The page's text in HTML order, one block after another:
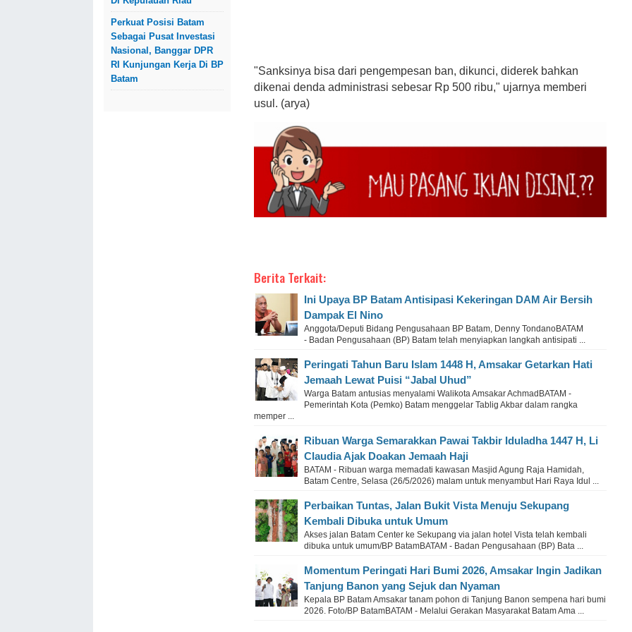
Perkuat Posisi Batam
Sebagai Pusat Investasi
Nasional, Banggar DPR
RI Kunjungan Kerja Di BP
Batam
"Sanksinya bisa dari pengempesan ban, dikunci, diderek bahkan
dikenai denda administrasi sebesar Rp 500 ribu," ujarnya memberi
usul. (arya)
Berita Terkait:
Ini Upaya BP Batam Antisipasi Kekeringan DAM Air Bersih
Dampak El Nino
Anggota/Deputi Bidang Pengusahaan BP Batam, Denny TondanoBATAM
- Badan Pengusahaan (BP) Batam telah menyiapkan langkah antisipati ...
Peringati Tahun Baru Islam 1448 H, Amsakar Getarkan Hati
Jemaah Lewat Puisi “Jabal Uhud”
Warga Batam antusias menyalami Walikota Amsakar AchmadBATAM -
Pemerintah Kota (Pemko) Batam menggelar Tablig Akbar dalam rangka
memper ...
Ribuan Warga Semarakkan Pawai Takbir Iduladha 1447 H, Li
Claudia Ajak Doakan Jemaah Haji
BATAM - Ribuan warga memadati kawasan Masjid Agung Raja Hamidah,
Batam Centre, Selasa (26/5/2026) malam untuk menyambut Hari Raya Idul ...
Perbaikan Tuntas, Jalan Bukit Vista Menuju Sekupang
Kembali Dibuka untuk Umum
Akses jalan Batam Center ke Sekupang via jalan hotel Vista telah kembali
dibuka untuk umum/BP BatamBATAM - Badan Pengusahaan (BP) Bata ...
Momentum Peringati Hari Bumi 2026, Amsakar Ingin Jadikan
Tanjung Banon yang Sejuk dan Nyaman
Kepala BP Batam Amsakar tanam pohon di Tanjung Banon sempena hari bumi
2026. Foto/BP BatamBATAM - Melalui Gerakan Masyarakat Batam Ama ...